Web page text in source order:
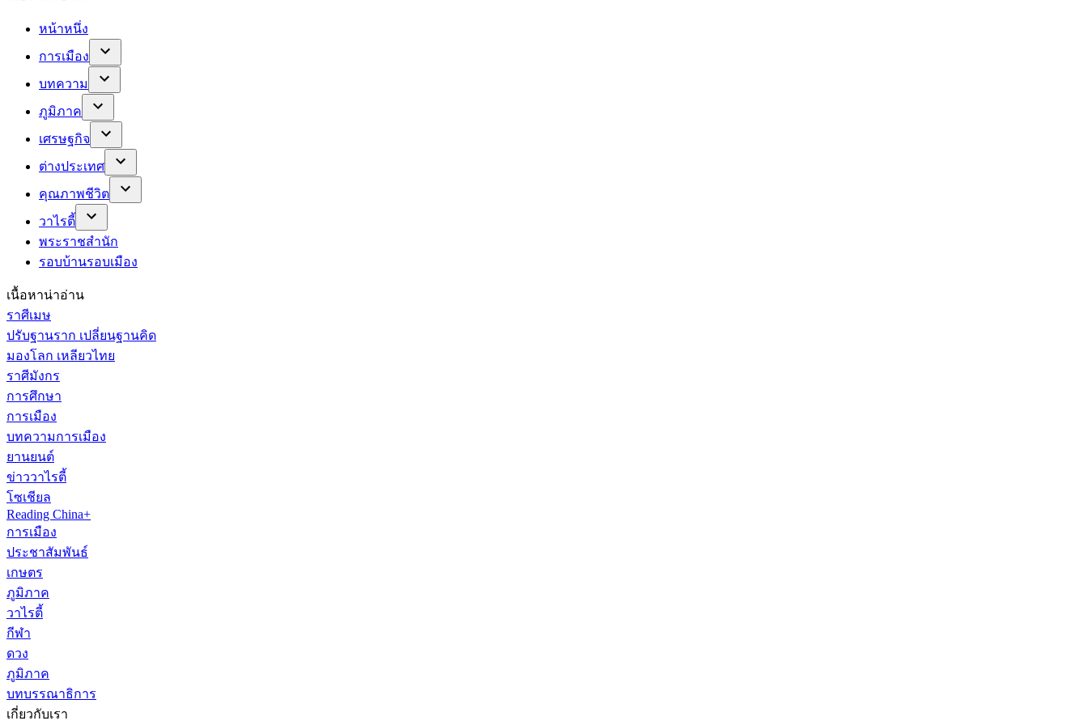
หน้าหนึ่ง
การเมือง
บทความ
ภูมิภาค
เศรษฐกิจ
ต่างประเทศ
คุณภาพชีวิต
วาไรตี้
พระราชสำนัก
รอบบ้านรอบเมือง
เนื้อหาน่าอ่าน
ราศีเมษ
ปรับฐานราก เปลี่ยนฐานคิด
มองโลก เหลียวไทย
ราศีมังกร
การศึกษา
การเมือง
บทความการเมือง
ยานยนต์
ข่าววาไรตี้
โซเชียล
Reading China+
การเมือง
ประชาสัมพันธ์
เกษตร
ภูมิภาค
วาไรตี้
กีฬา
ดวง
ภูมิภาค
บทบรรณาธิการ
เกี่ยวกับเรา